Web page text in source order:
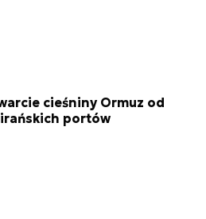
cieśniny Ormuz od
portów